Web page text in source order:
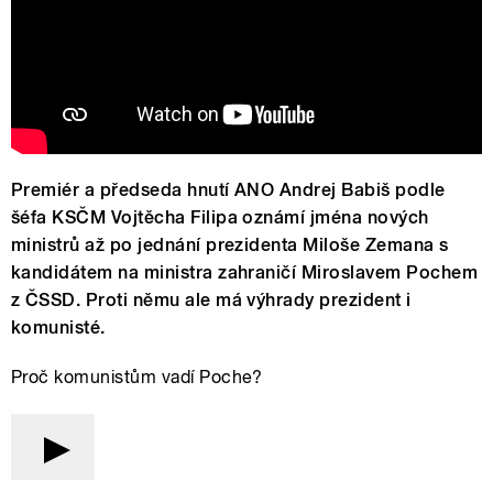
Premiér a předseda hnutí ANO Andrej Babiš podle
šéfa KSČM Vojtěcha Filipa oznámí jména nových
ministrů až po jednání prezidenta Miloše Zemana s
kandidátem na ministra zahraničí Miroslavem Pochem
z ČSSD. Proti němu ale má výhrady prezident i
komunisté.
Proč komunistům vadí Poche?